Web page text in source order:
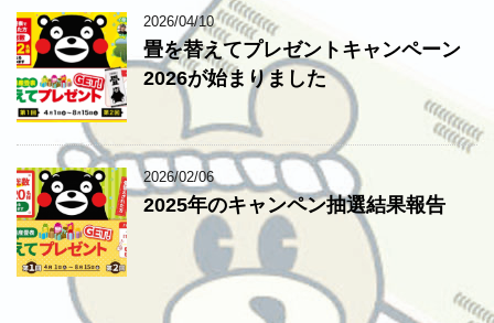
2026/04/10
畳を替えてプレゼントキャンペーン
2026が始まりました
2026/02/06
2025年のキャンペン抽選結果報告